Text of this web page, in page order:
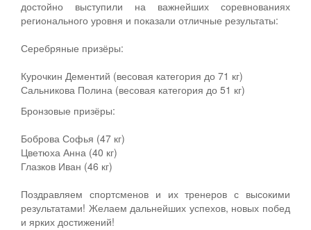
достойно выступили на важнейших соревнованиях
регионального уровня и показали отличные результаты:
Серебряные призёры:
Курочкин Дементий (весовая категория до 71 кг)
Сальникова Полина (весовая категория до 51 кг)
Бронзовые призёры:
Боброва Софья (47 кг)
Цветюха Анна (40 кг)
Глазков Иван (46 кг)
Поздравляем спортсменов и их тренеров с высокими
результатами! Желаем дальнейших успехов, новых побед
и ярких достижений!